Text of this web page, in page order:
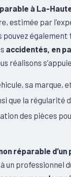
à La-
estimée par
pouvez
accidentés, en
réalisons
sa marque,
que la régularité
des pièces
réparable
un professionnel